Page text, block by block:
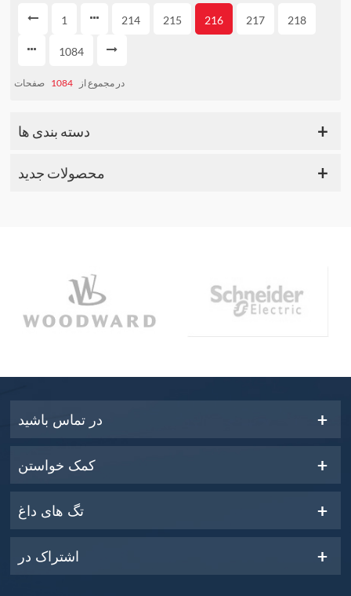
1 214 215 216 217 218
1084
در مجموع از 1084 صفحات
دسته بندی ها
محصولات جدید
در تماس باشید
کمک خواستن
تگ های داغ
اشتراک در